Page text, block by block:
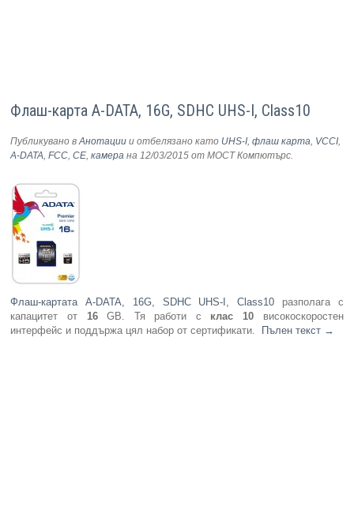
Флаш-карта A-DATA, 16G, SDHC UHS-I, Class10
Публикувано вАнотации и отбелязано като UHS-I,флаш карта, VCCI,
A-DATA,FCC,CE,камера на 12/03/2015 от МОСТ Компютърс.
Флаш-картата A-DATA, 16G, SDHC UHS-I, Class10 разполага с
капацитет от 16GB. Тя работи с клас 10 високоскоростен
интерфейс и поддържа цял набор от сертификати.
Пълен текст →